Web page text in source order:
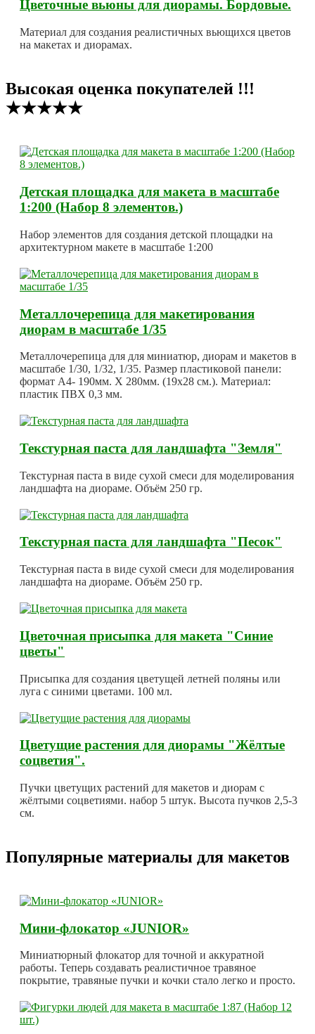
Цветочные вьюны для диорамы. Бордовые.
Материал для создания реалистичных вьющихся цветов
на макетах и диорамах.
Высокая оценка покупателей !!!
★★★★★
Детская площадка для макета в масштабе
1:200 (Набор 8 элементов.)
Набор элементов для создания детской площадки на
архитектурном макете в масштабе 1:200
Металлочерепица для макетирования
диорам в масштабе 1/35
Металлочерепица для для миниатюр, диорам и макетов в
масштабе 1/30, 1/32, 1/35. Размер пластиковой панели:
формат А4- 190мм. Х 280мм. (19х28 см.). Материал:
пластик ПВХ 0,3 мм.
Текстурная паста для ландшафта "Земля"
Текстурная паста в виде сухой смеси для моделирования
ландшафта на диораме. Объём 250 гр.
Текстурная паста для ландшафта "Песок"
Текстурная паста в виде сухой смеси для моделирования
ландшафта на диораме. Объём 250 гр.
Цветочная присыпка для макета "Синие
цветы"
Присыпка для создания цветущей летней поляны или
луга с синими цветами. 100 мл.
Цветущие растения для диорамы "Жёлтые
соцветия".
Пучки цветущих растений для макетов и диорам с
жёлтыми соцветиями. набор 5 штук. Высота пучков 2,5-3
см.
Популярные материалы для макетов
Мини-флокатор «JUNIOR»
Миниатюрный флокатор для точной и аккуратной
работы. Теперь создавать реалистичное травяное
покрытие, травяные пучки и кочки стало легко и просто.